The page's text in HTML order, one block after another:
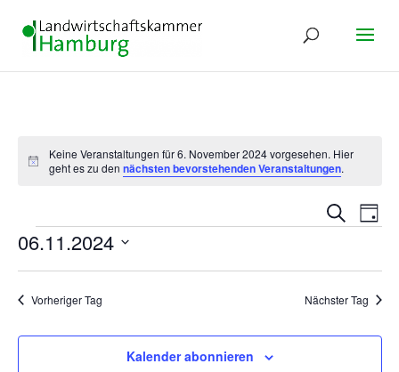
Hinweis
Keine Veranstaltungen für 6. November 2024 vorgesehen. Hier
geht es zu dennächsten bevorstehenden Veranstaltungen.
Suche
SucheTag
Veranstaltungen
06.11.2024
Datum
Vorheriger Tag Nächster Tag
Kalender abonnieren